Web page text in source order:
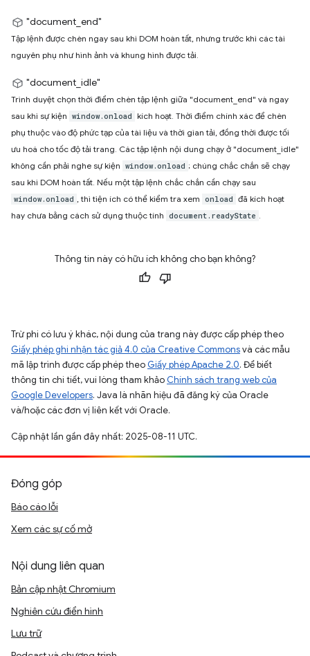
"document_end"
Tập lệnh được chèn ngay sau khi DOM hoàn tất, nhưng trước khi các tài
nguyên phụ như hình ảnh và khung hình được tải.
"document_idle"
Trình duyệt chọn thời điểm chèn tập lệnh giữa "document_end" và ngay
sau khi sự kiện window.onload
kích hoạt. Thời điểm chính xác để chèn
phụ thuộc vào độ phức tạp của tài liệu và thời gian tải, đồng thời được tối
ưu hoá cho tốc độ tải trang. Các tập lệnh nội dung chạy ở "document_idle"
không cần phải nghe sự kiện window.onload ; chúng chắc chắn sẽ chạy
sau khi DOM hoàn tất. Nếu một tập lệnh chắc chắn cần chạy sau
window.onload , thì tiện ích có thể kiểm tra xem onload đã kích hoạt
hay chưa bằng cách sử dụng thuộc tính document.readyState .
Thông tin này có hữu ích không cho bạn không?
Trừ phi có lưu ý khác, nội dung của trang này được cấp phép theo
Giấy phép ghi nhận tác giả 4.0 của Creative Commonsvà các mẫu
mã lập trình được cấp phép theo Giấy phép Apache 2.0. Để biết
thông tin chi tiết, vui lòng tham khảo Chính sách trang web của
Google Developers. Java là nhãn hiệu đã đăng ký của Oracle
và/hoặc các đơn vị liên kết với Oracle.
Cập nhật lần gần đây nhất: 2025-08-11 UTC.
Đóng góp
Báo cáo lỗi
Xem các sự cố mở
Nội dung liên quan
Bản cập nhật Chromium
Nghiên cứu điển hình
Lưu trữ